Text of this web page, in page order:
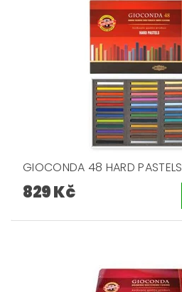
GIOCONDA 48 HARD PASTELS
829 Kč